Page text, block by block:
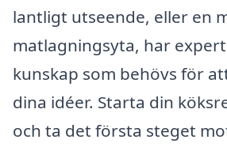
lantligt utseende, eller en
matlagningsyta, har
kunskap som behövs för
dina idéer. Starta din
och ta det första steget